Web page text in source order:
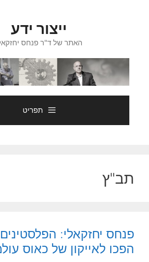
ייצור ידע
האתר של ד"ר פנחס
תפריט
תב"ץ
פנחס יחזקאלי:
הפכו לאייקון של כאוס